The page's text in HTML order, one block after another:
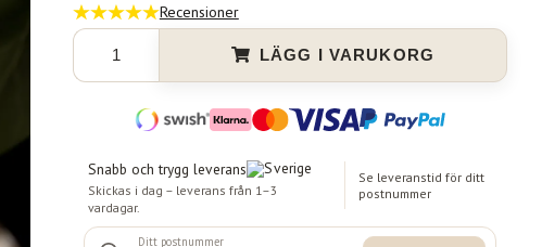
Recensioner
LÄGG I VARUKORG